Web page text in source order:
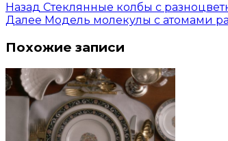
Назад Стеклянные колбы с
Далее Модель молекулы с атомами
Похожие записи